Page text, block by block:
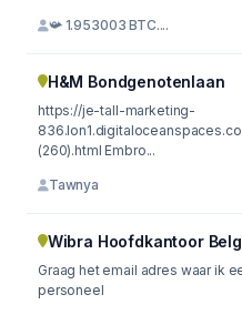
📯 1.953003 BTC....
H&M Bondgenotenlaan
https://je-tall-marketing-
(260).html Embro...
Tawnya
Wibra Hoofdkantoor
Graag het email adres waar ik
personeel